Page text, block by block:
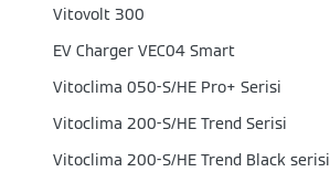
Vitovolt 300
EV Charger VEC04 Smart
Vitoclima 050-S/HE Pro+ Serisi
Vitoclima 200-S/HE Trend Serisi
Vitoclima 200-S/HE Trend Black serisi